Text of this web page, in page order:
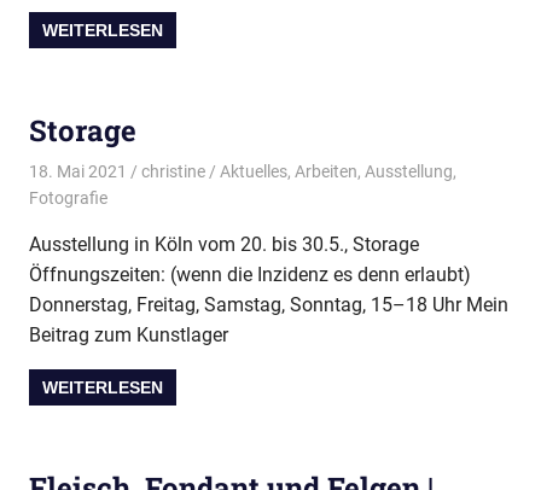
WEITERLESEN
Storage
18. Mai 2021 christine Aktuelles, Arbeiten, Ausstellung,
Fotografie
Ausstellung in Köln vom 20. bis 30.5., Storage
Öffnungszeiten: (wenn die Inzidenz es denn erlaubt)
Donnerstag, Freitag, Samstag, Sonntag, 15–18 Uhr Mein
Beitrag zum Kunstlager
WEITERLESEN